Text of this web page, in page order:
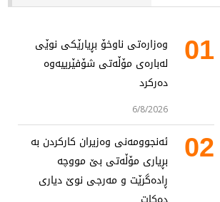
01
وەزارەتی ناوخۆ بڕیارێکی نوێی
لەبارەی مۆڵەتی شۆفێرییەوە
دەرکرد
6/8/2026
02
ئەنجوومەنی وەزیران کارکردن بە
بڕیاری مۆڵەتی بێ مووچە
ڕادەگرێت و مەرجی نوێ دیاری